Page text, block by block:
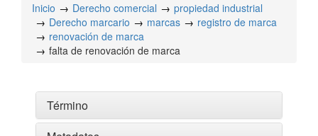
Inicio Derecho comercial
propiedad industrial
Derecho marcario
marcas
registro de marca
renovación de marca
falta de renovación de marca
Término